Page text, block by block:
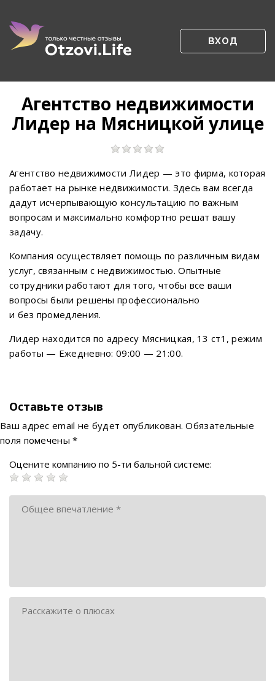
ВХОД
Агентство недвижимости
Лидер на Мясницкой улице
Агентство недвижимости Лидер — это фирма, которая
работает на рынке недвижимости. Здесь вам всегда
дадут исчерпывающую консультацию по важным
вопросам и максимально комфортно решат вашу
задачу.
Компания осуществляет помощь по различным видам
услуг, связанным с недвижимостью. Опытные
сотрудники работают для того, чтобы все ваши
вопросы были решены профессионально
и без промедления.
Лидер находится по адресу Мясницкая, 13 ст1, режим
работы — Ежедневно: 09:00 — 21:00.
Оставьте отзыв
Ваш адрес email не будет опубликован. Обязательные
поля помечены*
Оцените компанию по 5-ти бальной системе: